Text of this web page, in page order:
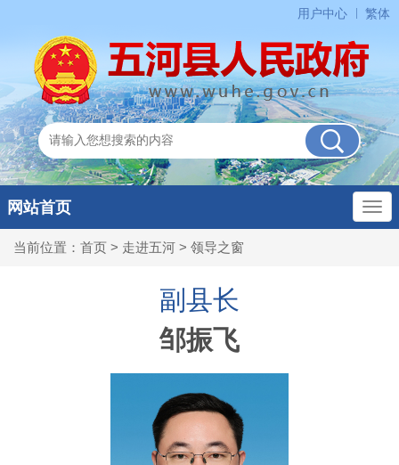
用户中心 繁体
网站首页
当前位置： 首页 > 走进五河 > 领导之窗
副县长
邹振飞